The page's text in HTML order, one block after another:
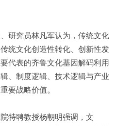
究员林凡军认为，传统文化
统文化创造性转化、创新性发
代表的齐鲁文化基因解码利用
、制度逻辑、技术逻辑与产业
要战略价值。
聘教授杨朝明强调，文